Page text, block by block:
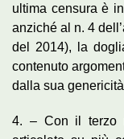
ultima censura è
anziché al n. 4
del 2014), la
contenuto
dalla sua
4. – Con il terzo